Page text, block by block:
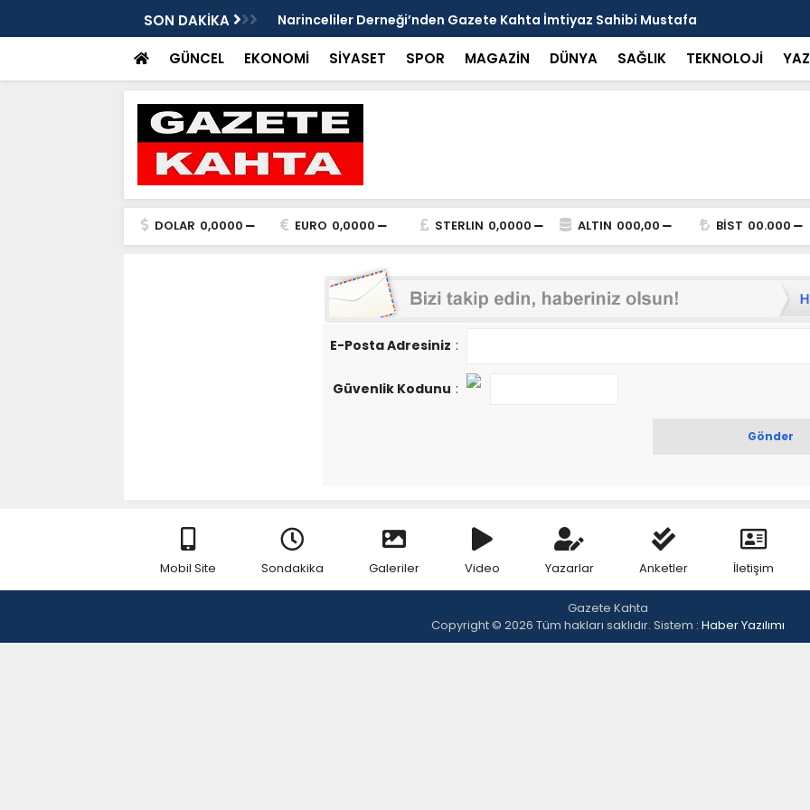
SON DAKİKA
Narinceliler Derneği’nden Gazete Kahta İmtiyaz Sahibi Mustafa
Kamış’a Teşekkür Plaketi.
Getirin
GÜNCEL EKONOMİ SİYASET SPOR MAGAZİN DÜNYA SAĞLIK TEKNOLOJİ
DOLAR 0,0000 EURO 0,0000 STERLIN 0,0000 ALTIN 000,00 BİST 00.000
E-Posta Adresiniz :
Güvenlik Kodunu :
Mobil Site Sondakika Galeriler Video Yazarlar Anketler İletişim
Gazete Kahta
Copyright © 2026 Tüm hakları saklıdır. Sistem : Haber Yazılımı